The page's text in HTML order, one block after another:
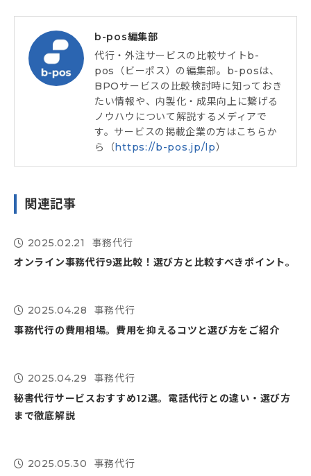
b-pos編集部
代行・外注サービスの比較サイトb-
pos（ビーポス）の編集部。b-posは、
BPOサービスの比較検討時に知っておき
たい情報や、内製化・成果向上に繋げる
ノウハウについて解説するメディアで
す。サービスの掲載企業の方はこちらか
ら（https://b-pos.jp/lp）
関連記事
 2025.02.21
事務代行
オンライン事務代行9選比較！選び方と比較すべきポイント。
 2025.04.28
事務代行
事務代行の費用相場。費用を抑えるコツと選び方をご紹介
 2025.04.29
事務代行
秘書代行サービスおすすめ12選。電話代行との違い・選び方
まで徹底解説
 2025.05.30 事務代行